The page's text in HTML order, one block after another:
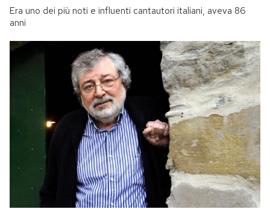
Era uno dei più noti e influenti cantautori italiani, aveva 86
anni